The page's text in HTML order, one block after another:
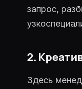
запрос,
2.
Здесь